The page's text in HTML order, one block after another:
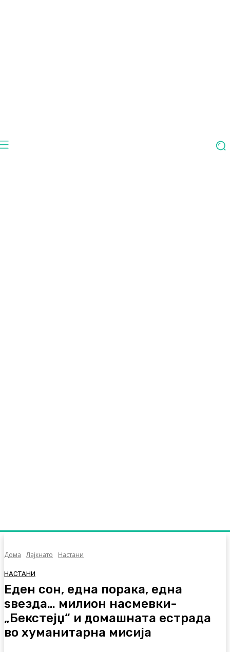
Дома Лајкнато Настани
НАСТАНИ
Еден сон, една порака, една
ѕвезда… милион насмевки-
„Бекстејџ“ и домашната естрада
во хуманитарна мисија